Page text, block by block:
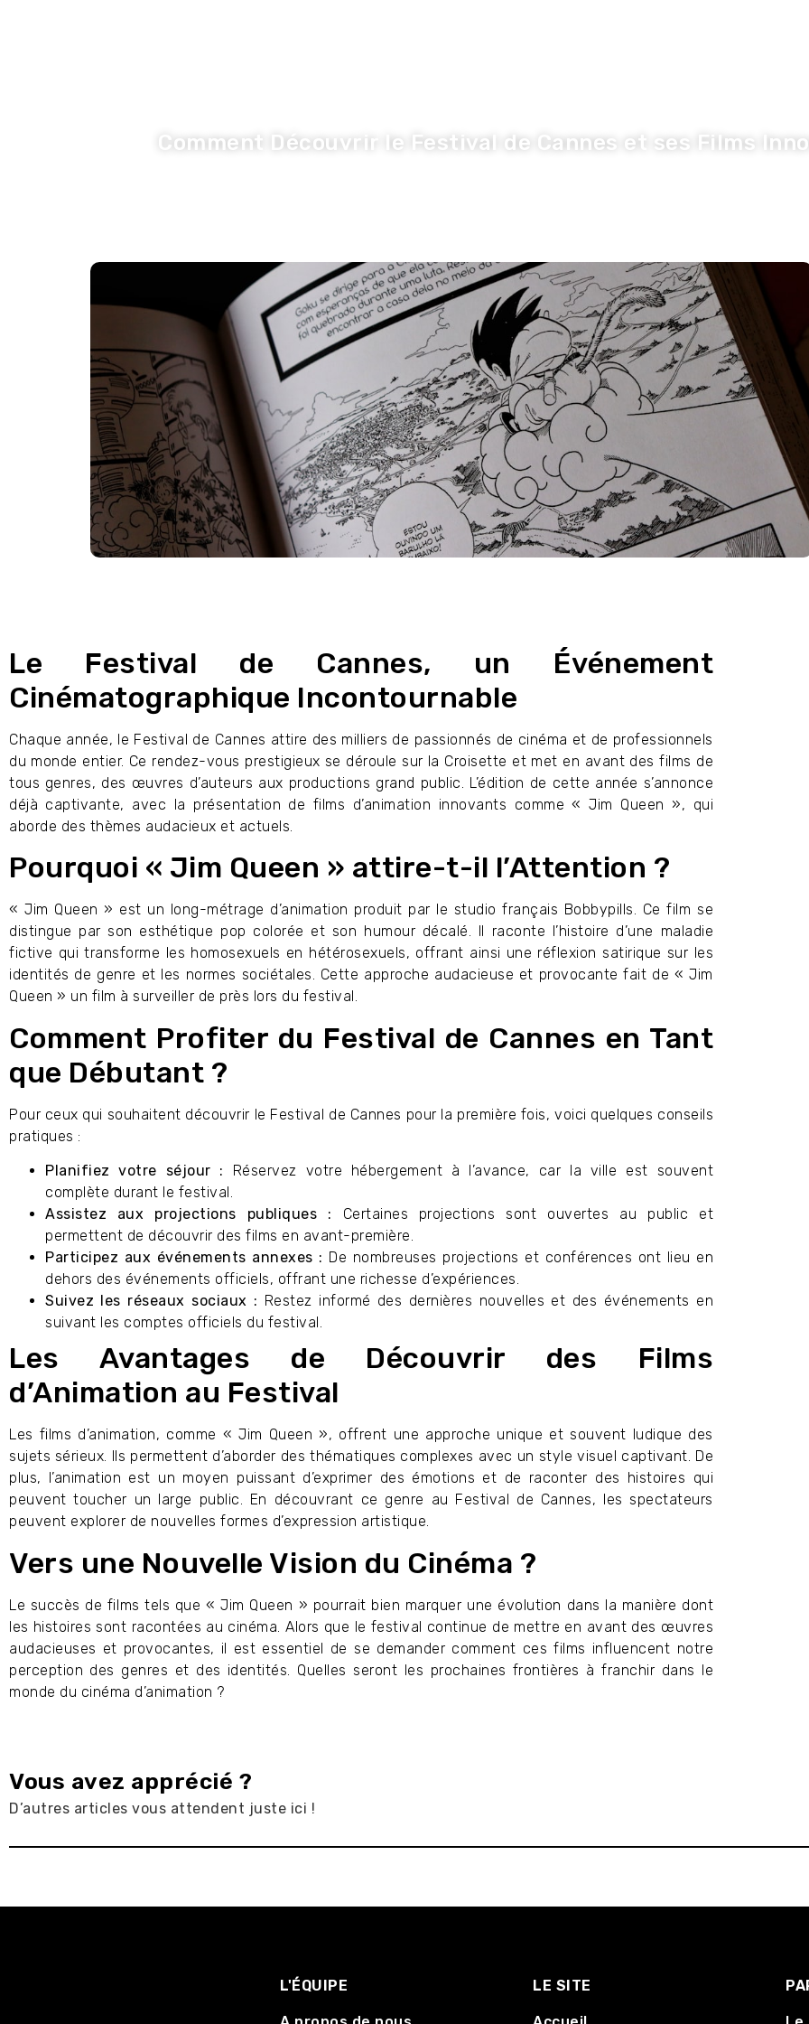
Comment Découvrir le Festival de Cannes et ses Films
Le Festival de Cannes, un Événement
Cinématographique Incontournable
Chaque année, le Festival de Cannes attire des milliers de passionnés de cinéma et de professionnels
du monde entier. Ce rendez-vous prestigieux se déroule sur la Croisette et met en avant des films de
tous genres, des œuvres d’auteurs aux productions grand public. L’édition de cette année s’annonce
déjà captivante, avec la présentation de films d’animation innovants comme « Jim Queen », qui
aborde des thèmes audacieux et actuels.
Pourquoi « Jim Queen » attire-t-il l’Attention ?
« Jim Queen » est un long-métrage d’animation produit par le studio français Bobbypills. Ce film se
distingue par son esthétique pop colorée et son humour décalé. Il raconte l’histoire d’une maladie
fictive qui transforme les homosexuels en hétérosexuels, offrant ainsi une réflexion satirique sur les
identités de genre et les normes sociétales. Cette approche audacieuse et provocante fait de « Jim
Queen » un film à surveiller de près lors du festival.
Comment Profiter du Festival de Cannes en Tant
que Débutant ?
Pour ceux qui souhaitent découvrir le Festival de Cannes pour la première fois, voici quelques conseils
pratiques :
Planifiez votre séjour :
Réservez votre hébergement à l’avance, car la ville est souvent
complète durant le festival.
Assistez aux projections publiques : Certaines projections sont ouvertes au public et
permettent de découvrir des films en avant-première.
Participez aux événements annexes : De nombreuses projections et conférences ont lieu en
dehors des événements officiels, offrant une richesse d’expériences.
Suivez les réseaux sociaux : Restez informé des dernières nouvelles et des événements en
suivant les comptes officiels du festival.
Les Avantages de Découvrir des Films
d’Animation au Festival
Les films d’animation, comme « Jim Queen », offrent une approche unique et souvent ludique des
sujets sérieux. Ils permettent d’aborder des thématiques complexes avec un style visuel captivant. De
plus, l’animation est un moyen puissant d’exprimer des émotions et de raconter des histoires qui
peuvent toucher un large public. En découvrant ce genre au Festival de Cannes, les spectateurs
peuvent explorer de nouvelles formes d’expression artistique.
Vers une Nouvelle Vision du Cinéma ?
Le succès de films tels que « Jim Queen » pourrait bien marquer une évolution dans la manière dont
les histoires sont racontées au cinéma. Alors que le festival continue de mettre en avant des œuvres
audacieuses et provocantes, il est essentiel de se demander comment ces films influencent notre
perception des genres et des identités. Quelles seront les prochaines frontières à franchir dans le
monde du cinéma d’animation ?
Vous avez apprécié ?
D’autres articles vous attendent juste ici !
L'ÉQUIPE LE SITE